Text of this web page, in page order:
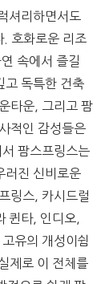
셔리하면서도
. 호화로운 리조
속에서 즐길
고 독특한 건축
타운, 그리고 팜
적인 감성들은
팜스프링스는
러진 신비로운
링스, 카시드럴
퀸타, 인디오,
유의 개성이쉼
제로 이 전체를